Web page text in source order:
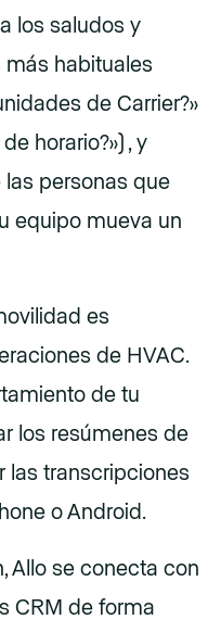
los saludos y
más habituales
de Carrier?»
horario?») , y
personas que
equipo mueva un
es
de HVAC.
de tu
los resúmenes de
las transcripciones
o Android.
Allo se conecta con
CRM de forma